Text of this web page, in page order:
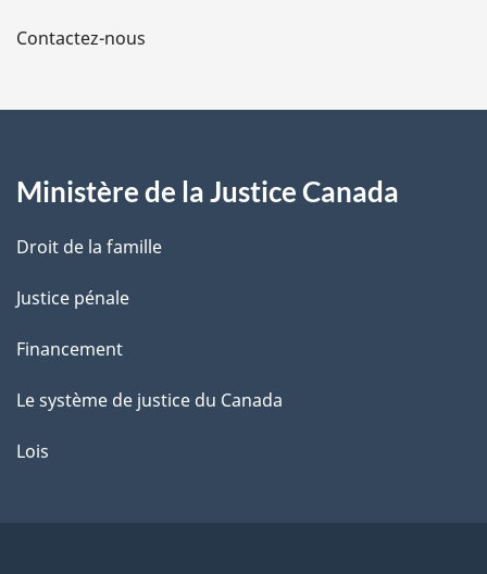
a
e
Contactez-nous
Ministère de la Justice Canada
Droit de la famille
Justice pénale
Financement
Le système de justice du Canada
Lois